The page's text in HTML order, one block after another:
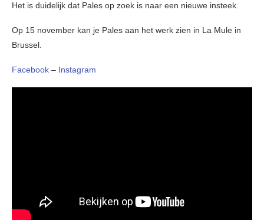
Het is duidelijk dat Pales op zoek is naar een nieuwe insteek.
Op 15 november kan je Pales aan het werk zien in La Mule in
Brussel.
Facebook – Instagram